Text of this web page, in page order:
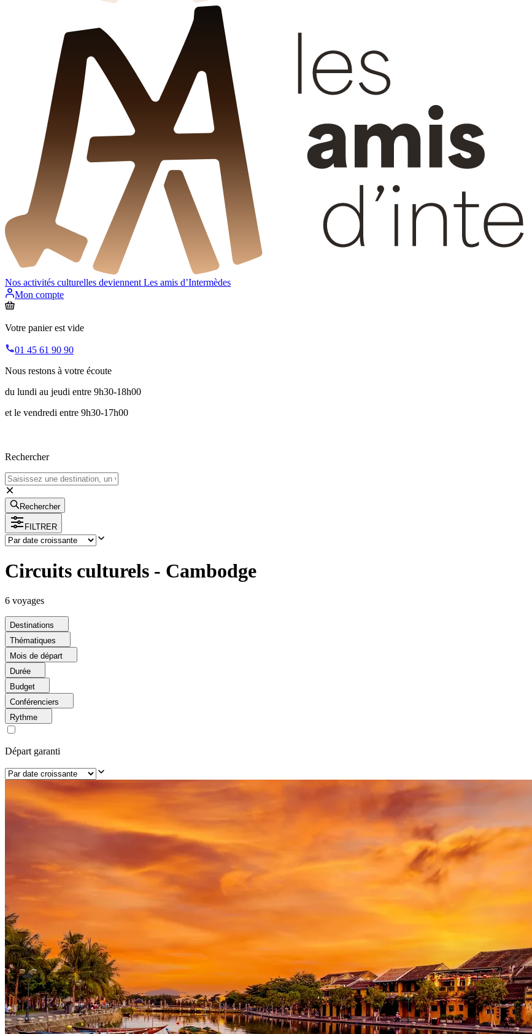
Nos activités culturelles deviennent Les amis d’Intermèdes
Mon compte
Votre panier est vide
01 45 61 90 90
Nous restons à votre écoute
du lundi au jeudi entre 9h30-18h00
et le vendredi entre 9h30-17h00
Rechercher
Rechercher
FILTRER
Circuits culturels - Cambodge
6 voyages
Destinations
Thématiques
Mois de départ
Durée
Budget
Conférenciers
Rythme
Départ garanti